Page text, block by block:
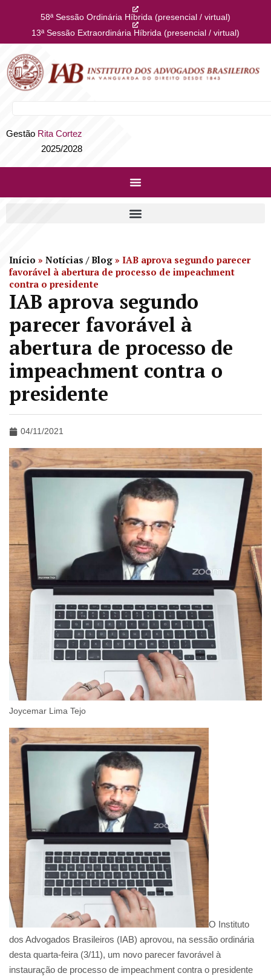
58ª Sessão Ordinária Híbrida (presencial / virtual)
13ª Sessão Extraordinária Híbrida (presencial / virtual)
Gestão Rita Cortez
2025/2028
Início » Notícias / Blog » IAB aprova segundo parecer
favorável à abertura de processo de impeachment
contra o presidente
IAB aprova segundo
parecer favorável à
abertura de processo de
impeachment contra o
presidente
04/11/2021
Joycemar Lima Tejo
O Instituto
dos Advogados Brasileiros (IAB) aprovou, na sessão ordinária
desta quarta-feira (3/11), um novo parecer favorável à
instauração de processo de impeachment contra o presidente